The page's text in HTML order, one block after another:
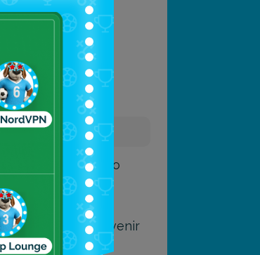
città.
visiti Zagabria.
locale, osservando
un piccolo souvenir